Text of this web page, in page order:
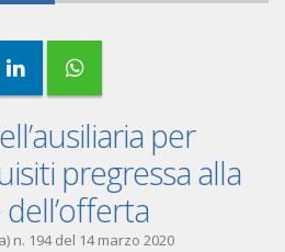
per
pregressa alla
n. 194 del 14 marzo 2020